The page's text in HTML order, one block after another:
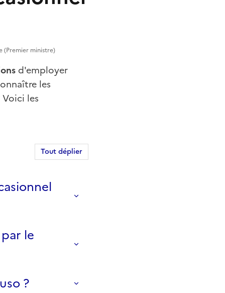
(Premier ministre)
d'employer
les
les
Tout déplier
le
?